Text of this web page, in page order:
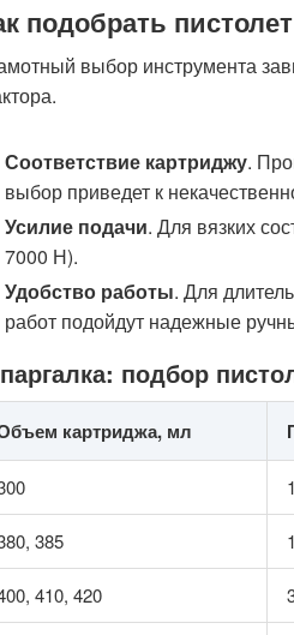
подобрать
выбор инструмента
Соответствие картриджу.
выбор приведет к
Усилие подачи. Для вязких
7000 Н).
Удобство работы. Для
работ подойдут надежные
подбор
картриджа, мл
385
410, 420